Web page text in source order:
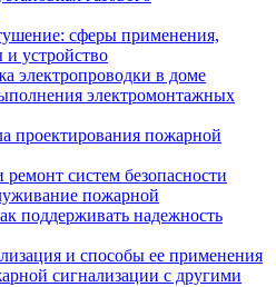
сферы применения,
устройство
электропроводки в доме
электромонтажных
проектирования пожарной
систем безопасности
пожарной
поддерживать надежность
и способы ее применения
сигнализации с другими